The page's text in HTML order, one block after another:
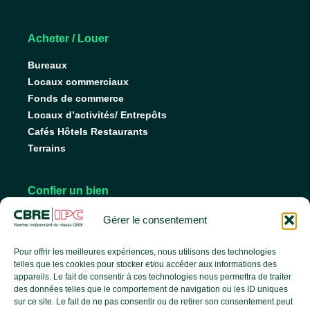
Gérer le consentement
Pour offrir les meilleures expériences, nous utilisons des technologies
telles que les cookies pour stocker et/ou accéder aux informations des
appareils. Le fait de consentir à ces technologies nous permettra de traiter
des données telles que le comportement de navigation ou les ID uniques
sur ce site. Le fait de ne pas consentir ou de retirer son consentement peut
Acheter / Louer
Bureaux
Locaux commerciaux
Fonds de commerce
Locaux d’activités/ Entrepôts
Cafés Hôtels Restaurants
Terrains
Confier un bien
Nos conseils pour vendre
Faire gérer son bien
L’agence